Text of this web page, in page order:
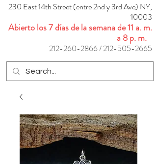
230 East 14th Street (entre 2nd y 3rd Ave) NY,
10003
Abierto los 7 días de la semana de 11 a. m.
a 8 p. m.
212-260-2866/212-505-2665